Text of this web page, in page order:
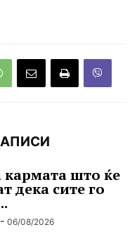
кармата што ќе
дека сите го
- 06/08/2026